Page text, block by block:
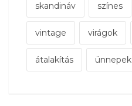
skandináv színes
vintage virágok
átalakítás ünnepek